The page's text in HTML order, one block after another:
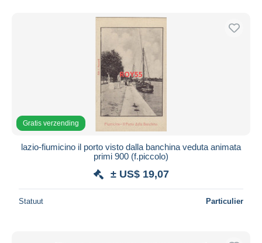
Toepassen
Gratis verzending
lazio-fiumicino il porto visto dalla banchina veduta animata
primi 900 (f.piccolo)
± US$ 19,07
Statuut Particulier